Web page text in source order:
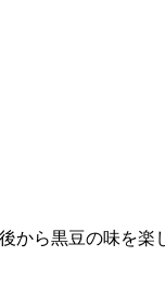
から黒豆の味を